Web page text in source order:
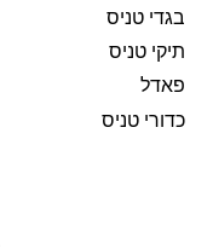
בגדי טניס
תיקי טניס
פאדל
כדורי טניס